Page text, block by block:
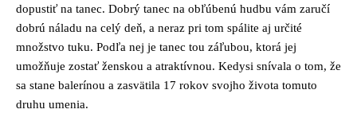
dopustiť na tanec. Dobrý tanec na obľúbenú hudbu vám zaručí
dobrú náladu na celý deň, a neraz pri tom spálite aj určité
množstvo tuku. Podľa nej je tanec tou záľubou, ktorá jej
umožňuje zostať ženskou a atraktívnou. Kedysi snívala o tom, že
sa stane balerínou a zasvätila 17 rokov svojho života tomuto
druhu umenia.